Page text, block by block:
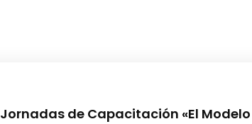
Jornadas de Capacitación «El